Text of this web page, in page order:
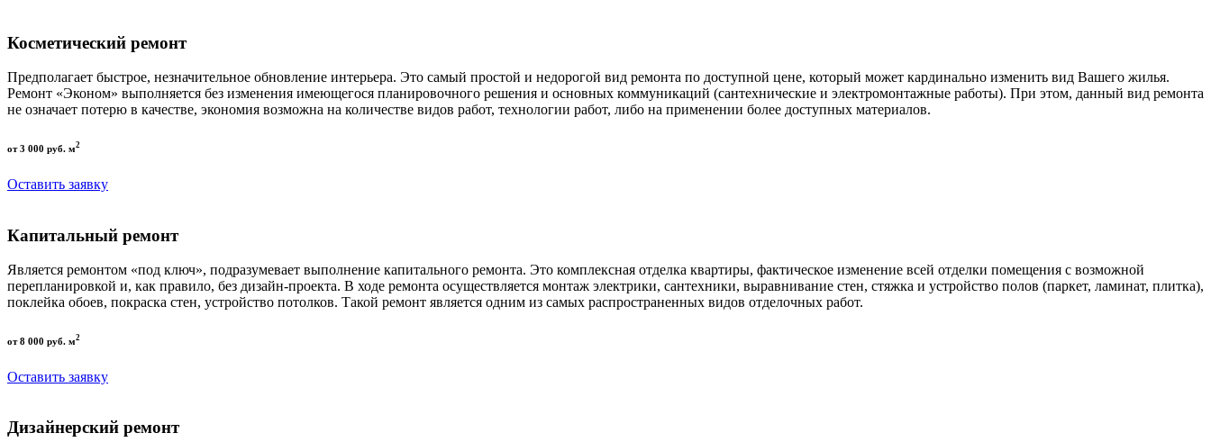
Косметический ремонт
Предполагает быстрое, незначительное обновление интерьера. Это самый простой и недорогой вид ремонта по доступной цене, который может кардинально изменить вид Вашего жилья.
Ремонт «Эконом» выполняется без изменения имеющегося планировочного решения и основных коммуникаций (сантехнические и электромонтажные работы). При этом, данный вид ремонта
не означает потерю в качестве, экономия возможна на количестве видов работ, технологии работ, либо на применении более доступных материалов.
от 3 000 руб. м2
Оставить заявку
Капитальный ремонт
Является ремонтом «под ключ», подразумевает выполнение капитального ремонта. Это комплексная отделка квартиры, фактическое изменение всей отделки помещения с возможной
перепланировкой и, как правило, без дизайн-проекта. В ходе ремонта осуществляется монтаж электрики, сантехники, выравнивание стен, стяжка и устройство полов (паркет, ламинат, плитка),
поклейка обоев, покраска стен, устройство потолков. Такой ремонт является одним из самых распространенных видов отделочных работ.
от 8 000 руб. м2
Оставить заявку
Дизайнерский ремонт